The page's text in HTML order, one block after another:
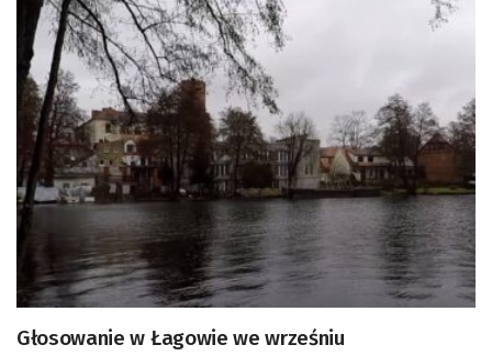
Głosowanie w Łagowie we wrześniu